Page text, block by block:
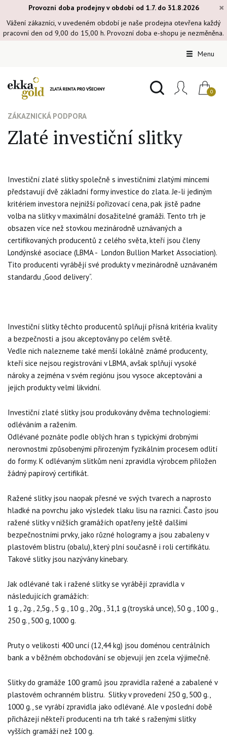
×
Provozní doba prodejny v období od 1.7. do 31.8.2026
Vážení zákazníci, v uvedeném období je naše prodejna otevřena každý
pracovní den od 9,00 do 15,00 h. Provozní doba e-shopu je nezměněna.
Menu
ZÁKAZNICKÁ PODPORA
Zlaté investiční slitky
Investiční zlaté slitky společně s investičními zlatými mincemi
představují dvě základní formy investice do zlata. Je-li jediným
kritériem investora nejnižší pořizovací cena, pak jistě padne
volba na slitky v maximální dosažitelné gramáži. Tento trh je
obsazen více než stovkou mezinárodně uznávaných a
certifikovaných producentů z celého světa, kteří jsou členy
Londýnské asociace (LBMA - London Bullion Market Association).
Tito producenti vyrábějí své produkty v mezinárodně uznávaném
standardu „Good delivery“.
Investiční slitky těchto producentů splňují přísná kritéria kvality
a bezpečnosti a jsou akceptovány po celém světě.
Vedle nich nalezneme také menší lokálně známé producenty,
kteří sice nejsou registrováni v LBMA, avšak splňují vysoké
nároky a zejména v svém regiónu jsou vysoce akceptováni a
jejich produkty velmi likvidní.
Investiční zlaté slitky jsou produkovány dvěma technologiemi:
odléváním a ražením.
Odlévané poznáte podle oblých hran s typickými drobnými
nerovnostmi způsobenými přirozeným fyzikálním procesem odlití
do formy. K odlévaným slitkům není zpravidla výrobcem přiložen
žádný papírový certifikát.
Ražené slitky jsou naopak přesné ve svých tvarech a naprosto
hladké na povrchu jako výsledek tlaku lisu na raznici. Často jsou
ražené slitky v nižších gramážích opatřeny ještě dalšími
bezpečnostními prvky, jako různé hologramy a jsou zabaleny v
plastovém blistru (obalu), který plní současně i roli certifikátu.
Takové slitky jsou nazývány kinebary.
Jak odlévané tak i ražené slitky se vyrábějí zpravidla v
následujících gramážích:
1 g., 2g., 2,5g., 5 g., 10 g., 20g., 31,1 g.(troyská unce), 50 g., 100 g.,
250 g., 500 g, 1000 g.
Pruty o velikosti 400 uncí (12,44 kg) jsou doménou centrálních
bank a v běžném obchodování se objevují jen zcela výjimečně.
Slitky do gramáže 100 gramů jsou zpravidla ražené a zabalené v
plastovém ochranném blistru. Slitky v provedení 250 g, 500 g.,
1000 g., se vyrábí zpravidla jako odlévané. Ale v poslední době
přicházejí někteří producenti na trh také s raženými slitky
vyšších gramáží než 100 g.